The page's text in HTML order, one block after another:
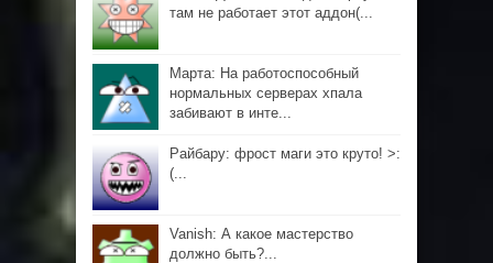
там не работает этот аддон(...
Марта: На работоспособный
нормальных серверах хпала
забивают в инте...
Райбару: фрост маги это круто! >:
(...
Vanish: А какое мастерство
должно быть?...